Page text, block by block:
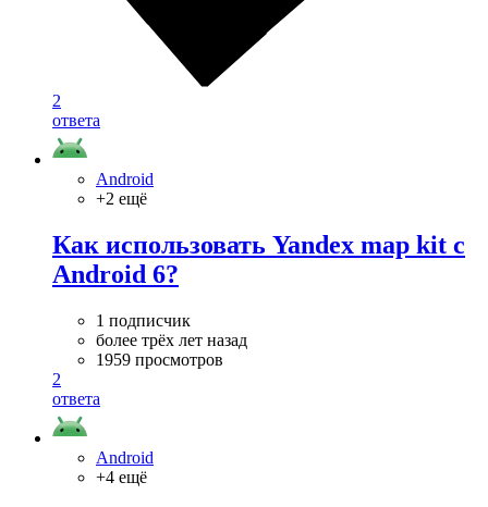
2
ответа
Android
+2 ещё
Как использовать Yandex map kit с
Android 6?
1 подписчик
более трёх лет назад
1959 просмотров
2
ответа
Android
+4 ещё